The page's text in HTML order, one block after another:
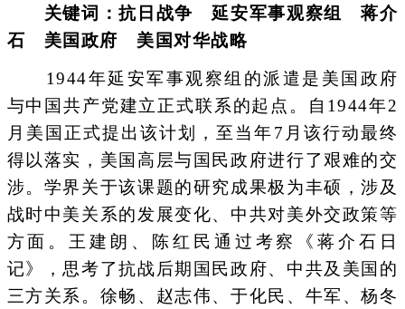
关键词：抗日战争 延安军事观察组 蒋介
石 美国政府 美国对华战略
1944年延安军事观察组的派遣是美国政府
与中国共产党建立正式联系的起点。自1944年2
月美国正式提出该计划，至当年7月该行动最终
得以落实，美国高层与国民政府进行了艰难的交
涉。学界关于该课题的研究成果极为丰硕，涉及
战时中美关系的发展变化、中共对美外交政策等
方面。王建朗、陈红民通过考察《蒋介石日
记》，思考了抗战后期国民政府、中共及美国的
三方关系。徐畅、赵志伟、于化民、牛军、杨冬